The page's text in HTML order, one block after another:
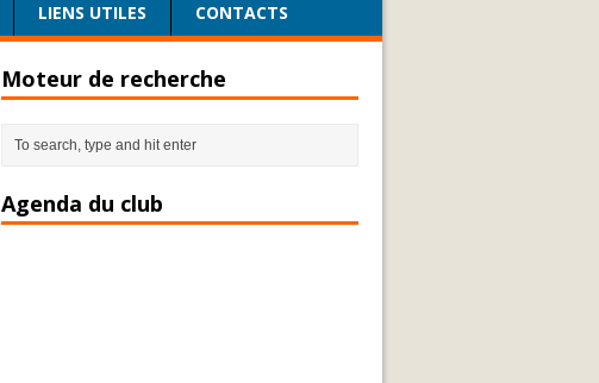
LIENS UTILES CONTACTS
Moteur de recherche
Agenda du club